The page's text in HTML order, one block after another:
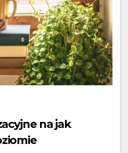
na jak